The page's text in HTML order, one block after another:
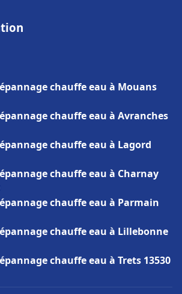
chauffe eau à Mouans
chauffe eau à Avranches
chauffe eau à Lagord
chauffe eau à Charnay
chauffe eau à Parmain
chauffe eau à Lillebonne
chauffe eau à Trets 13530